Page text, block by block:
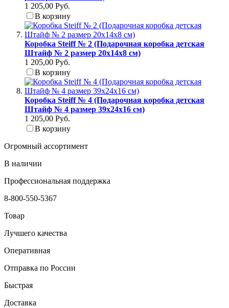
1 205,00 Руб.
В корзину
Коробка Steiff № 2 (Подарочная коробка детская
Штайф № 2 размер 20x14x8 см)
1 205,00 Руб.
В корзину
Коробка Steiff № 4 (Подарочная коробка детская
Штайф № 4 размер 39x24x16 см)
1 205,00 Руб.
В корзину
Огромный ассортимент
В наличии
Профессиональная поддержка
8-800-550-5367
Товар
Лучшего качества
Оперативная
Отправка по России
Быстрая
Доставка